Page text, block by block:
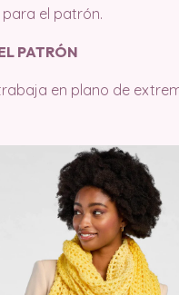
para el patrón.
PATRÓN
en plano de